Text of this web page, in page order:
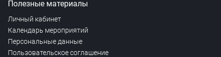
Полезные материалы
Личный кабинет
Календарь мероприятий
Персональные данные
Пользовательское соглашение